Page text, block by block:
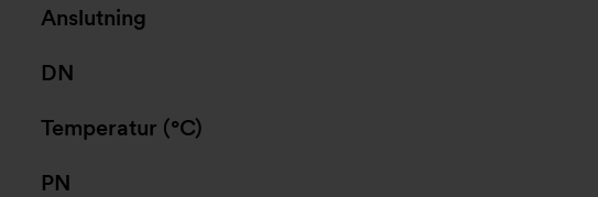
Anslutning
DN
Temperatur (°C)
PN